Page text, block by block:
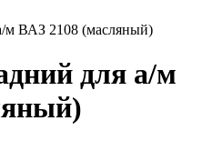
м ВАЗ 2108 (масляный)
для а/м